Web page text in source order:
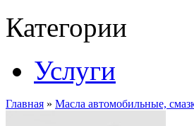
Категории
Услуги
Главная » Масла автомобильные,